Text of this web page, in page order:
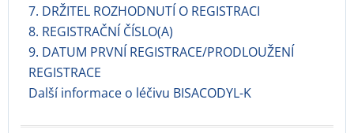
7. DRŽITEL ROZHODNUTÍ O REGISTRACI
8. REGISTRAČNÍ ČÍSLO(A)
9. DATUM PRVNÍ REGISTRACE/PRODLOUŽENÍ
REGISTRACE
Další informace o léčivu BISACODYL-K